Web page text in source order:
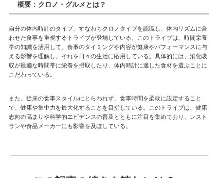
概要：クロノ・グルメとは？
自分の体内時計のタイプ、すなわちクロノタイプを認識し、体内リズムに合
わせた食事を重視するトライブが登場している。このトライブは、時間栄養
学の知識を活用して、食事のタイミングや内容が健康やパフォーマンスに与
える影響を理解し、それを日々の生活に応用している。具体的には、消化吸
収が最適な時間帯に栄養を摂取したり、体内時計に適した食材を選ぶことに
こだわっている。
また、従来の食事スタイルにとらわれず、食事時間を柔軟に設定すること
で、健康や集中力を最大化することを目指している。このトライブは、健康
志向の高まりや科学的エビデンスの普及とともに注目を集めており、レスト
ランや食品メーカーにも影響を及ぼしている。